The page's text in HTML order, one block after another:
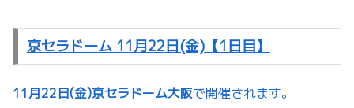
京セラドーム 11月22日(金)【1日目】
11月22日(金)京セラドーム大阪で開催されます。